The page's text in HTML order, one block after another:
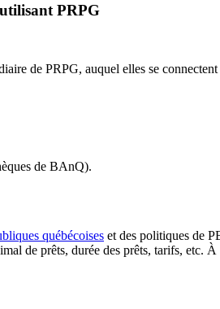
PRPG
de PRPG, auquel elles se
de BAnQ).
québécoises et des politiques de
de prêts, durée des prêts, tarifs, etc.